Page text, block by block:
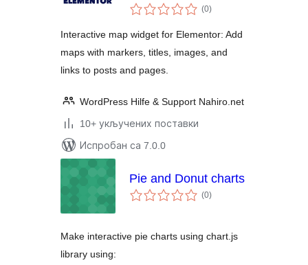
(0укупних
оцена
)
Interactive map widget for Elementor: Add
maps with markers, titles, images, and
links to posts and pages.
WordPress Hilfe & Support Nahiro.net
10+ укључених поставки
Испробан са 7.0.0
Pie and Donut charts
(0укупних
оцена
)
Make interactive pie charts using chart.js
library using: